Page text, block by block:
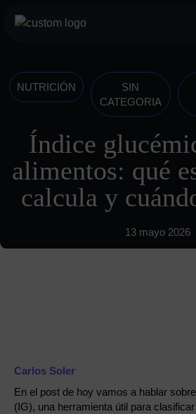
Servicios
Para profesionales
Para particulares
Sobre nosotros
Historia
NUTRICIÓN
SIN
CATEGORIA
Índice
alimentos: qué
calcula y
13 mayo 2026
Carlos Soler
En el post de hoy vamos a hablar
(IG), una herramienta útil para